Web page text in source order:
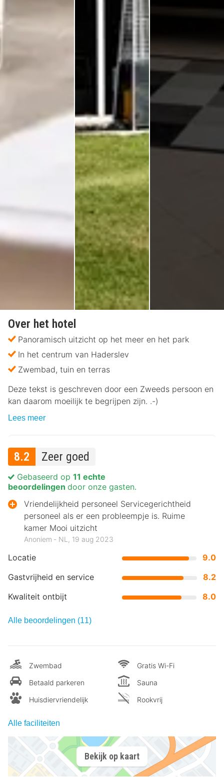
Over het hotel
Panoramisch uitzicht op het meer en het park
In het centrum van Haderslev
Zwembad, tuin en terras
Deze tekst is geschreven door een Zweeds persoon en
kan daarom moeilijk te begrijpen zijn. .-)
Lees meer
8.2 Zeer goed
Locatie
9.0
Gastvrijheid en service
8.2
Kwaliteit ontbijt
8.0
Gebaseerd op 11 echte
beoordelingen door onze gasten.
Vriendelijkheid personeel Servicegerichtheid
personeel als er een probleempje is. Ruime
kamer Mooi uitzicht
Anoniem ‐ NL, 19 aug 2023
Alle beoordelingen (11)
Zwembad
Betaald parkeren
Huisdiervriendelijk
Gratis Wi-Fi
Sauna
Rookvrij
Alle faciliteiten
Bekijk op kaart